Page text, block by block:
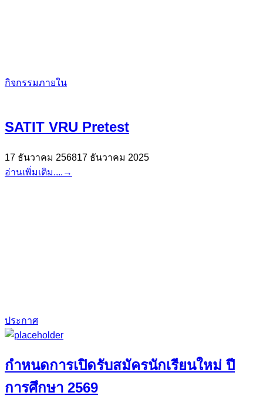
กิจกรรมภายใน
SATIT VRU Pretest
17 ธันวาคม 256817 ธันวาคม 2025
อ่านเพิ่มเติม.... →
ประกาศ
กำหนดการเปิดรับสมัครนักเรียนใหม่ ปี
การศึกษา 2569